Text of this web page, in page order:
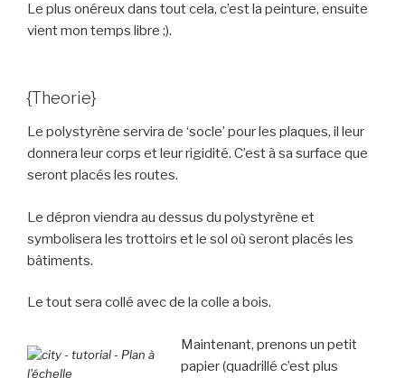
Le plus onéreux dans tout cela, c’est la peinture, ensuite
vient mon temps libre ;).
{Theorie}
Le polystyrène servira de ‘socle’ pour les plaques, il leur
donnera leur corps et leur rigidité. C’est à sa surface que
seront placés les routes.
Le dépron viendra au dessus du polystyrène et
symbolisera les trottoirs et le sol où seront placés les
bâtiments.
Le tout sera collé avec de la colle a bois.
Maintenant, prenons un petit
papier (quadrillé c’est plus